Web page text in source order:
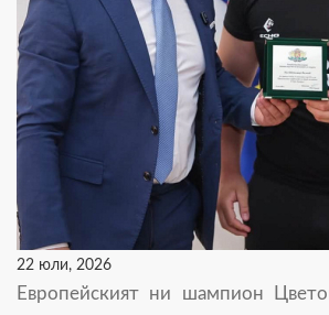
22 юли, 2026
Европейският ни шампион